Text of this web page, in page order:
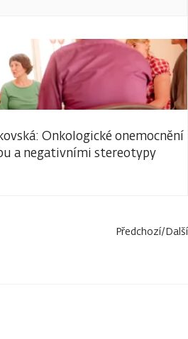
Onkologické onemocnění
a negativními stereotypy
Předchozí/Další